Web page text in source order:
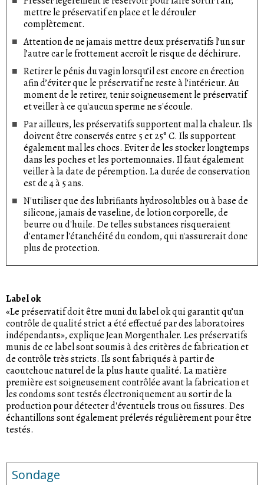
mettre le préservatif en place et le dérouler
complètement.
Attention de ne jamais mettre deux préservatifs l’un sur
l’autre car le frottement accroît le risque de déchirure.
Retirer le pénis du vagin lorsqu’il est encore en érection
afin d’éviter que le préservatif ne reste à l’intérieur. Au
moment de le retirer, tenir soigneusement le préservatif
et veiller à ce qu'aucun sperme ne s'écoule.
Par ailleurs, les préservatifs supportent mal la chaleur. Ils
doivent être conservés entre 5 et 25° C. Ils supportent
également mal les chocs. Eviter de les stocker longtemps
dans les poches et les portemonnaies. Il faut également
veiller à la date de péremption. La durée de conservation
est de 4 à 5 ans.
N'utiliser que des lubrifiants hydrosolubles ou à base de
silicone, jamais de vaseline, de lotion corporelle, de
beurre ou d'huile. De telles substances risqueraient
d'entamer l'étanchéité du condom, qui n'assurerait donc
plus de protection.
Label ok
«Le préservatif doit être muni du label ok qui garantit qu’un
contrôle de qualité strict a été effectué par des laboratoires
indépendants», explique Jean Morgenthaler. Les préservatifs
munis de ce label sont soumis à des critères de fabrication et
de contrôle très stricts. Ils sont fabriqués à partir de
caoutchouc naturel de la plus haute qualité. La matière
première est soigneusement contrôlée avant la fabrication et
les condoms sont testés électroniquement au sortir de la
production pour détecter d'éventuels trous ou fissures. Des
échantillons sont également prélevés régulièrement pour être
testés.
Sondage